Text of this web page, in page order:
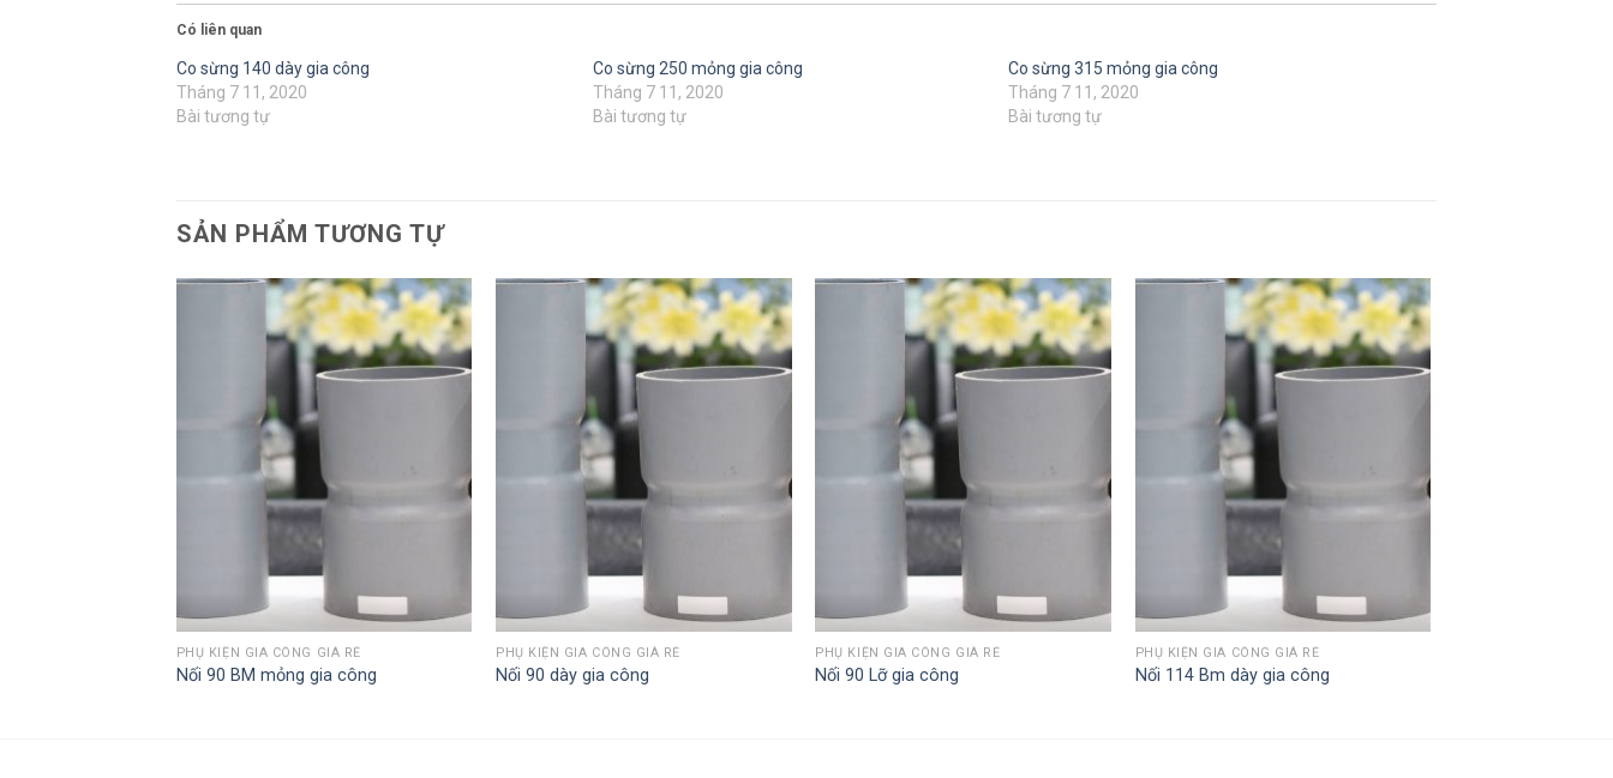
Có liên quan
Co sừng 140 dày gia công
Tháng 7 11, 2020
Bài tương tự
Co sừng 250 mỏng gia công
Tháng 7 11, 2020
Bài tương tự
Co sừng 315 mỏng gia công
Tháng 7 11, 2020
Bài tương tự
SẢN PHẨM TƯƠNG TỰ
PHỤ KIỆN GIA CÔNG GIÁ RẺ
Nối 90 BM mỏng gia công
PHỤ KIỆN GIA CÔNG GIÁ RẺ
Nối 90 dày gia công
PHỤ KIỆN GIA CÔNG GIÁ RẺ
Nối 90 Lỡ gia công
PHỤ KIỆN GIA CÔNG GIÁ RẺ
Nối 114 Bm dày gia công